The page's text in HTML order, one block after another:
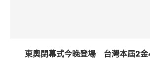
東奧閉幕式今晚登場 台灣本屆2